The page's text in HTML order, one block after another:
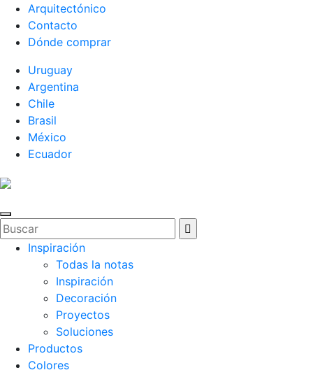
Arquitectónico
Contacto
Dónde comprar
Uruguay
Argentina
Chile
Brasil
México
Ecuador
Inspiración
Todas la notas
Inspiración
Decoración
Proyectos
Soluciones
Productos
Colores